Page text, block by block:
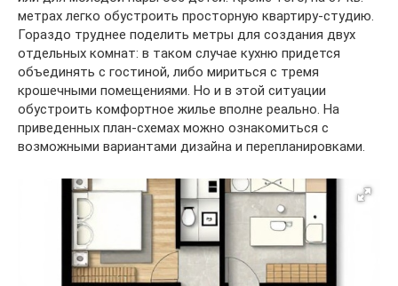
метрах легко обустроить просторную квартиру-студию.
Гораздо труднее поделить метры для создания двух
отдельных комнат: в таком случае кухню придется
объединять с гостиной, либо мириться с тремя
крошечными помещениями. Но и в этой ситуации
обустроить комфортное жилье вполне реально. На
приведенных план-схемах можно ознакомиться с
возможными вариантами дизайна и перепланировками.